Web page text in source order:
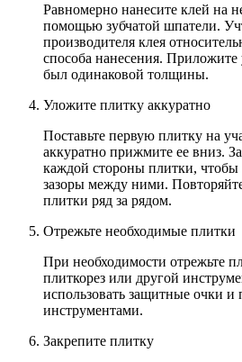
Равномерно нанесите клей на
помощью зубчатой шпатели.
производителя клея
способа нанесения. Приложите
был одинаковой толщины.
Уложите плитку аккуратно
Поставьте первую плитку на
аккуратно прижмите ее вниз.
каждой стороны плитки, чтобы
зазоры между ними.
плитки ряд за рядом.
Отрежьте необходимые плитки
При необходимости отрежьте
плиткорез или другой
использовать защитные очки и
инструментами.
Закрепите плитку